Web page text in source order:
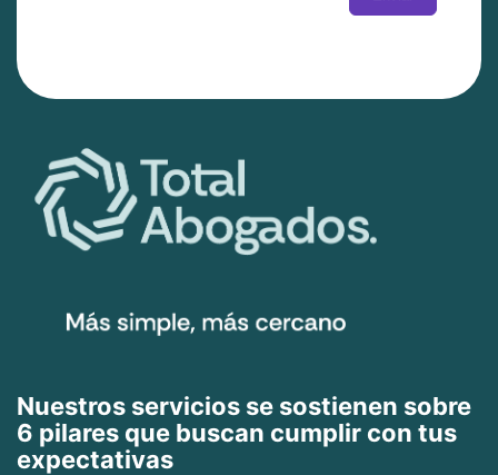
Nuestros servicios se sostienen sobre
6 pilares que buscan cumplir con tus
expectativas